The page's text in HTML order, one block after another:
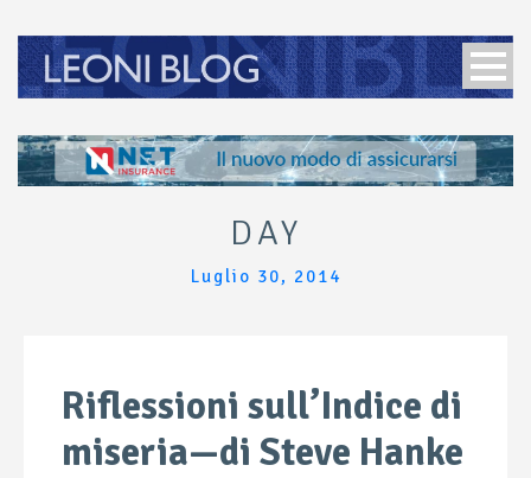
DAY
Luglio 30, 2014
Riflessioni sull’Indice di
miseria—di Steve Hanke